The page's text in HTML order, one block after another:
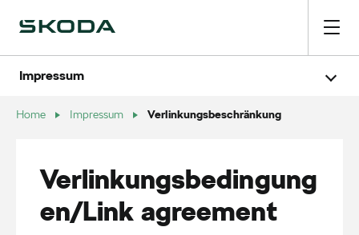
Urheberrechte
Verlinkungsbeschränkung
Impressum
Home Impressum Verlinkungsbeschränkung
Verlinkungsbedingung
en/Link agreement